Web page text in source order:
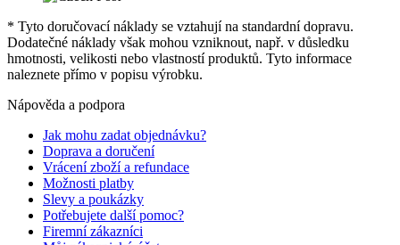
* Tyto doručovací náklady se vztahují na standardní dopravu.
Dodatečné náklady však mohou vzniknout, např. v důsledku
hmotnosti, velikosti nebo vlastností produktů. Tyto informace
naleznete přímo v popisu výrobku.
Nápověda a podpora
Jak mohu zadat objednávku?
Doprava a doručení
Vrácení zboží a refundace
Možnosti platby
Slevy a poukázky
Potřebujete další pomoc?
Firemní zákazníci